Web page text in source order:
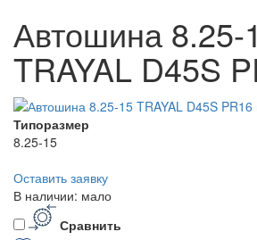
Автошина 8.25-
TRAYAL D45S
Типоразмер
8.25-15
Оставить заявку
В наличии: мало
Сравнить